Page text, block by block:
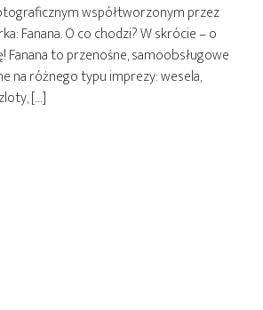
współtworzonym przez
Fanana. O co chodzi? W skrócie – o
to przenośne, samoobsługowe
na różnego typu imprezy: wesela,
[…]